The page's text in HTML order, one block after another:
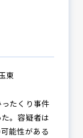
東
たくり事件
。容疑者は
能性がある